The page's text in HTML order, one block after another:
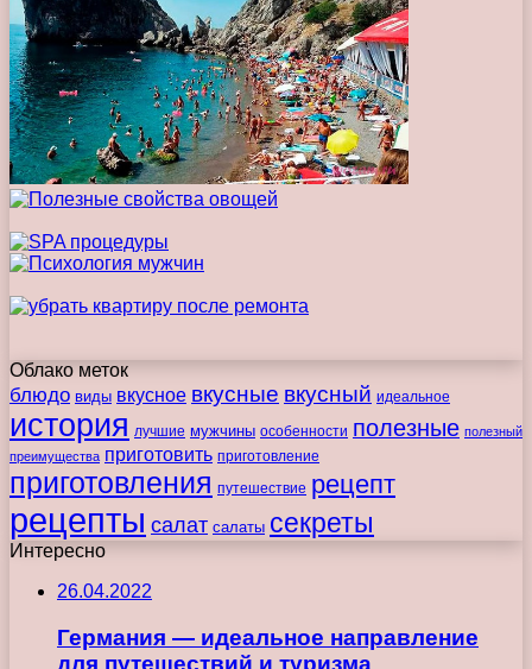
Облако меток
блюдо виды вкусное вкусные вкусный идеальное
история лучшие мужчины особенности полезные полезный
преимущества приготовить приготовление
приготовления путешествие рецепт
рецепты салат салаты секреты
Интересно
26.04.2022
Германия — идеальное направление
для путешествий и туризма